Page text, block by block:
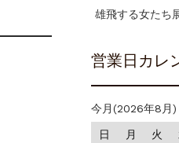
雄飛する女たち
営業日カレ
今月(2026年8月)
日 月 火